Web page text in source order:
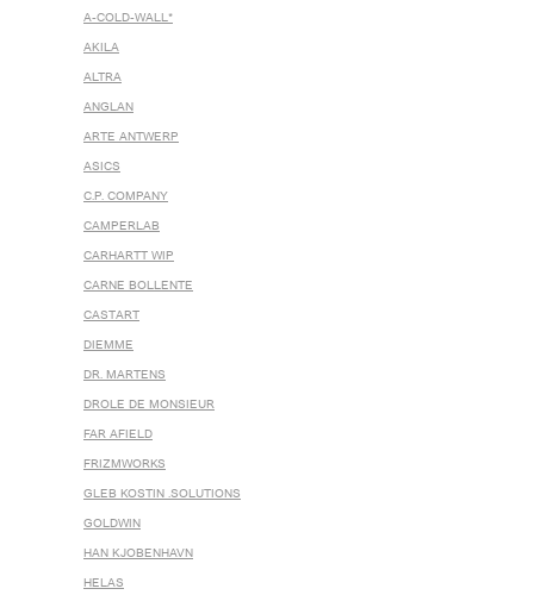
A-COLD-WALL*
AKILA
ALTRA
ANGLAN
ARTE ANTWERP
ASICS
C.P. COMPANY
CAMPERLAB
CARHARTT WIP
CARNE BOLLENTE
CASTART
DIEMME
DR. MARTENS
DROLE DE MONSIEUR
FAR AFIELD
FRIZMWORKS
GLEB KOSTIN .SOLUTIONS
GOLDWIN
HAN KJOBENHAVN
HELAS